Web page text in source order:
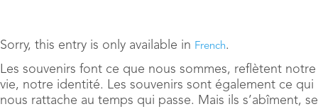
Sorry, this entry is only available in French.
Les souvenirs font ce que nous sommes, reflètent notre
vie, notre identité. Les souvenirs sont également ce qui
nous rattache au temps qui passe. Mais ils s’abîment, se